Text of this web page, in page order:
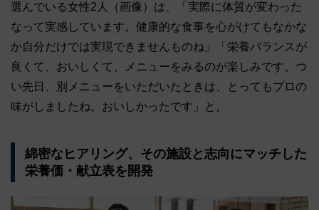
選んでいる女性2人（画像）は、「実際に体質が変わった
なって実感しています。健康的な食事を心がけてもなかな
か自分だけでは実現できませんものね」「栄養バランスが
良くて、おいしくて、メニューをみるのが楽しみです。つ
い先日、別メニューをいただいたときは、とってもプロの
味がしましたね。おいしかったです」と。
綿密なヒアリング、その施設と志向にマッチした
栄養価・献立表を開発